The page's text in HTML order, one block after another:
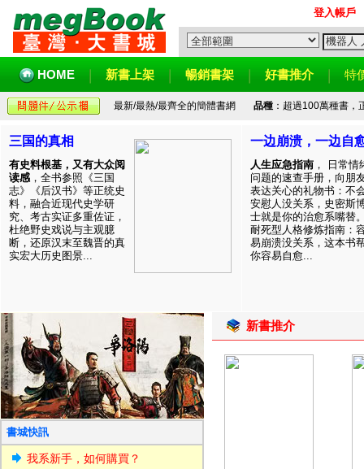
登入帳戶
HOME 新書上架 暢銷書架 好書推介 特
最新/最熱/最齊全的簡體書網 品種：超過100萬種書，
三国的真相
有史料根基，又有大众阅
读感 ，全书参照《三国
志》《后汉书》等正统史
料，融合近现代史学研
究、考古实证多重佐证，
杜绝野史戏说与主观臆
断，还原汉末至魏晋的真
实宏大历史图景...
一边崩溃，一边自
人生应急指南 ， 日常情
问题的速查手册，向朋
表达关心的礼物书：不
安慰人没关系，史密斯
士就是你的治愈系嘴替
耐死型人格修炼指南：
易崩溃没关系，这本书
你容易自愈...
書城快訊
我系新手，如何購買？
新書推介